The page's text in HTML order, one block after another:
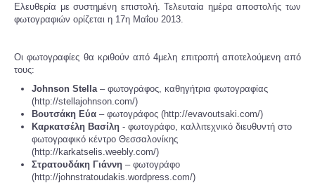
Ελευθερία με συστημένη επιστολή. Τελευταία ημέρα αποστολής των
φωτογραφιών ορίζεται η 17η Μαΐου 2013.
Οι φωτογραφίες θα κριθούν από 4μελη επιτροπή αποτελούμενη από
τους:
Johnson Stella– φωτογράφος, καθηγήτρια φωτογραφίας
(http://stellajohnson.com/)
Βουτσάκη Εύα – φωτογράφος (http://evavoutsaki.com/)
Καρκατσέλη Βασίλη - φωτογράφο, καλλιτεχνικό διευθυντή στο
φωτογραφικό κέντρο Θεσσαλονίκης
(http://karkatselis.weebly.com/)
Στρατουδάκη Γιάννη – φωτογράφο
(http://johnstratoudakis.wordpress.com/)